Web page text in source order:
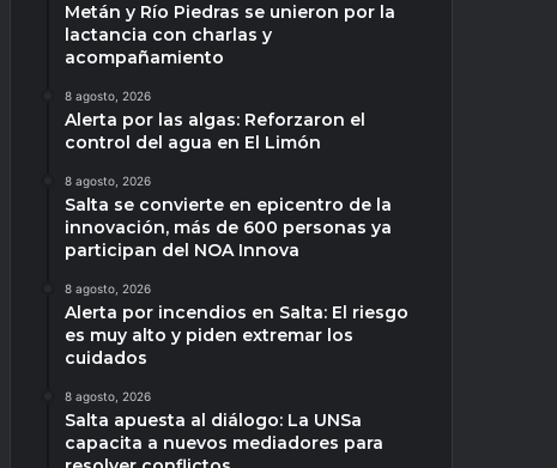
Metán y Río Piedras se unieron por la
lactancia con charlas y
acompañamiento
8 agosto, 2026
Alerta por las algas: Reforzaron el
control del agua en El Limón
8 agosto, 2026
Salta se convierte en epicentro de la
innovación, más de 600 personas ya
participan del NOA Innova
8 agosto, 2026
Alerta por incendios en Salta: El riesgo
es muy alto y piden extremar los
cuidados
8 agosto, 2026
Salta apuesta al diálogo: La UNSa
capacita a nuevos mediadores para